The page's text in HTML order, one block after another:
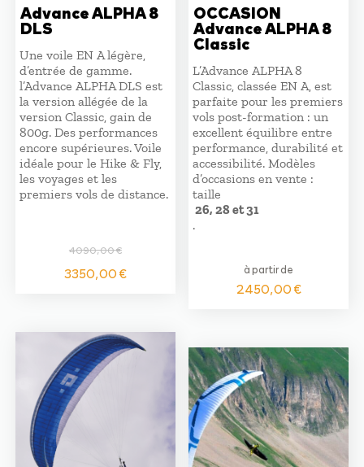
Advance ALPHA 8
DLS
Une voile EN A légère,
d’entrée de gamme.
l’Advance ALPHA DLS est
la version allégée de la
version Classic, gain de
800g. Des performances
encore supérieures. Voile
idéale pour le Hike & Fly,
les voyages et les
premiers vols de distance.
4090,00€
Le
4090,00 €.
3350,00€Le
3350,00 €.
OCCASION
Advance ALPHA 8
Classic
L’Advance ALPHA 8
Classic, classée EN A, est
parfaite pour les premiers
vols post-formation : un
excellent équilibre entre
performance, durabilité et
accessibilité. Modèles
d’occasions en vente :
taille
26, 28 et 31
.
à partir de
2450,00€